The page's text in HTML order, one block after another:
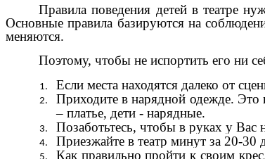
Правила поведения детей в театре
Основные правила базируются на
меняются.
Поэтому,чтобы не испортить его ни
Если места находятся далеко от
Приходите в нарядной одежде.
– платье, дети - нарядные.
Позаботьтесь, чтобы в руках у
Приезжайте в театр минут за 20-30
Как правильно пройти к своим